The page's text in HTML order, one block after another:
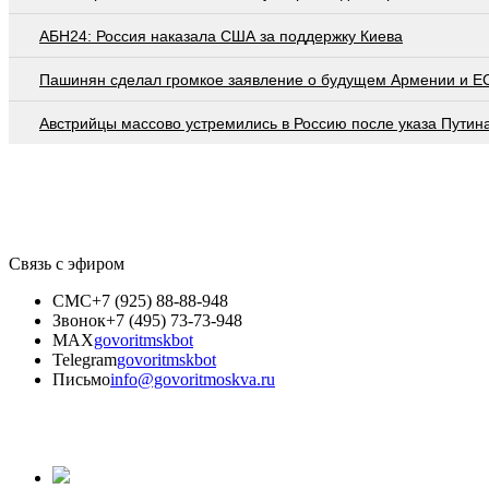
АБН24: Россия наказала США за поддержку Киева
Пашинян сделал громкое заявление о будущем Армении и
Австрийцы массово устремились в Россию после указа
Связь с эфиром
СМС+7 (925) 88-88-948
Звонок+7 (495) 73-73-948
MAXgovoritmskbot
Telegramgovoritmskbot
Письмоinfo@govoritmoskva.ru